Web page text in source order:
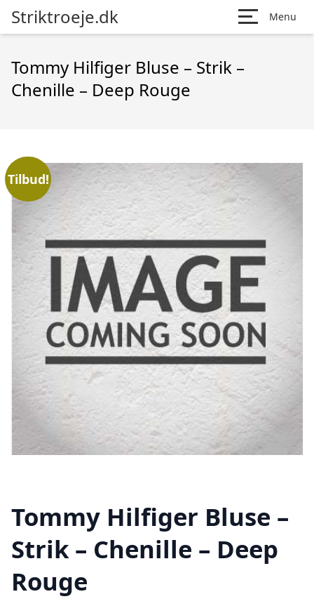
Striktroeje.dk Menu
Tommy Hilfiger Bluse – Strik –
Chenille – Deep Rouge
Tilbud!
Tommy Hilfiger Bluse –
Strik – Chenille – Deep
Rouge